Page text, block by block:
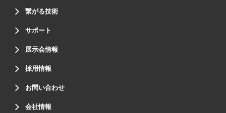
繋がる技術
サポート
展示会情報
採用情報
お問い合わせ
会社情報